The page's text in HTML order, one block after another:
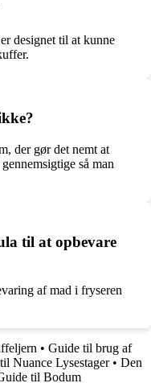
designet til at kunne
der gør det nemt at
så man
til at opbevare
af mad i fryseren
• Guide til brug af
Nuance Lysestager• Den
til Bodum